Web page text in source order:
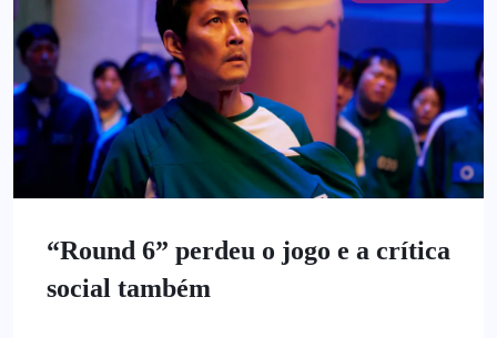
“Round 6” perdeu o jogo e a crítica
social também